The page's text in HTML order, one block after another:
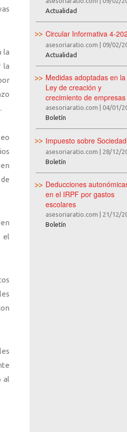
la
la
el
al
Actualidad
Circular Informativa 4-
asesoriaratio.com
09/02/
Actualidad
Medidas adoptadas en la
Ley de creación y
crecimiento de empresas
asesoriaratio.com
04/01/
Boletín
Impuesto sobre
asesoriaratio.com
28/12/
Boletín
Deducciones
en el IRPF por gastos
escolares
asesoriaratio.com
21/12/
Boletín